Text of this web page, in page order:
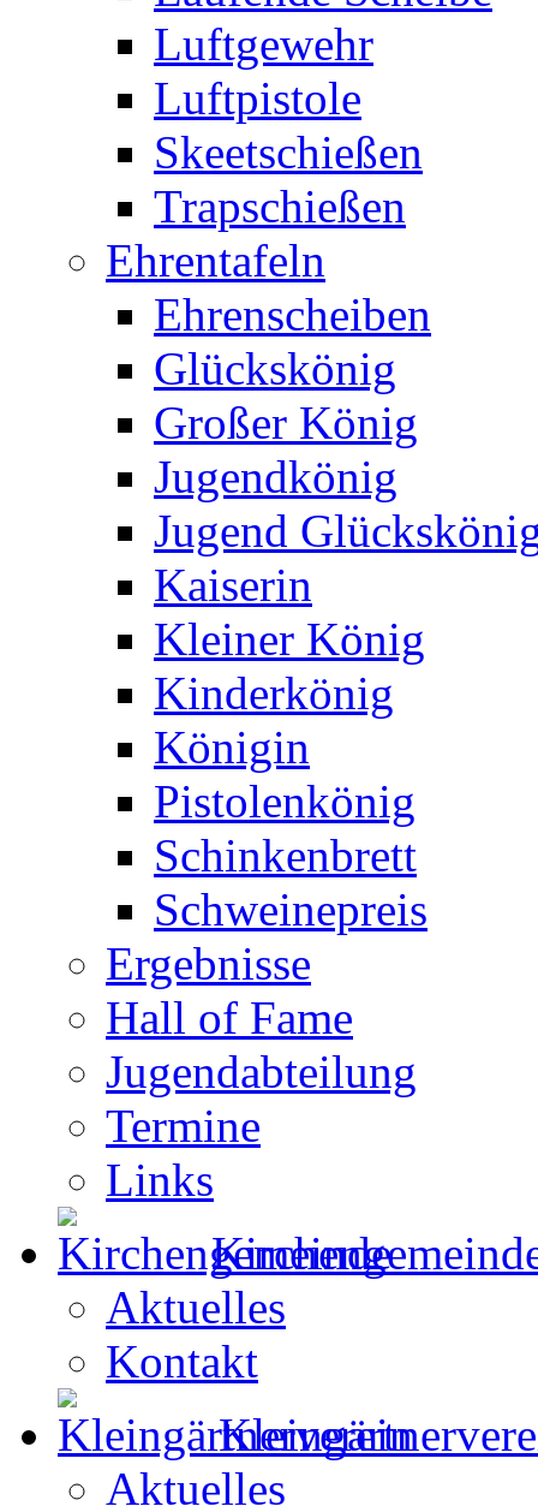
Luftgewehr
Luftpistole
Skeetschießen
Trapschießen
Ehrentafeln
Ehrenscheiben
Glückskönig
Großer König
Jugendkönig
Jugend
Kaiserin
Kleiner König
Kinderkönig
Königin
Pistolenkönig
Schinkenbrett
Schweinepreis
Ergebnisse
Hall of Fame
Jugendabteilung
Termine
Links
Aktuelles
Kontakt
Aktuelles